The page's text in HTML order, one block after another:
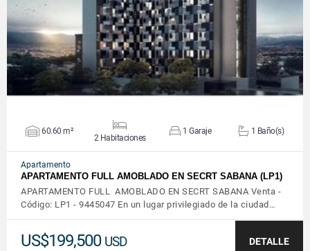
VER DETALLES
60.60 m²
2 Habitaciones
1 Garaje 1 Baño(s)
Apartamento
APARTAMENTO FULL AMOBLADO EN SECRT SABANA (LP1)
APARTAMENTO FULL AMOBLADO EN SECRT SABANA Venta -
Código: LP1 - 9445047 En un lugar privilegiado de la ciudad…
US$199,500 USD DETALLE